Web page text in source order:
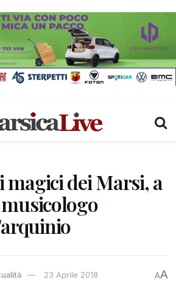
magici dei Marsi, a
23 Aprile 2018 AA